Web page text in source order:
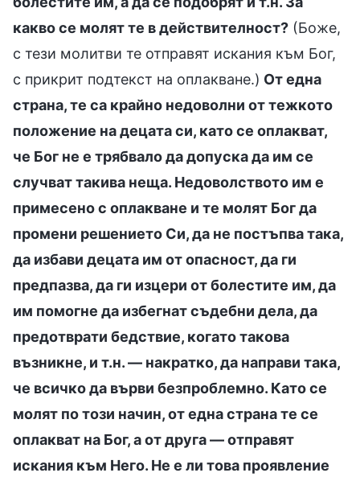
какво се молят те в действителност? (Боже,
с тези молитви те отправят искания към Бог,
с прикрит подтекст на оплакване.) От една
страна, те са крайно недоволни от тежкото
положение на децата си, като се оплакват,
че Бог не е трябвало да допуска да им се
случват такива неща. Недоволството им е
примесено с оплакване и те молят Бог да
промени решението Си, да не постъпва така,
да избави децата им от опасност, да ги
предпазва, да ги изцери от болестите им, да
им помогне да избегнат съдебни дела, да
предотврати бедствие, когато такова
възникне, и т.н. — накратко, да направи така,
че всичко да върви безпроблемно. Като се
молят по този начин, от една страна те се
оплакват на Бог, а от друга — отправят
искания към Него. Не е ли това проявление